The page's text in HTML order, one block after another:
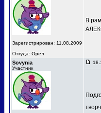
Зарегистрирован: 11.08.2009
Откуда: Орел
В
Sovynia
Участник